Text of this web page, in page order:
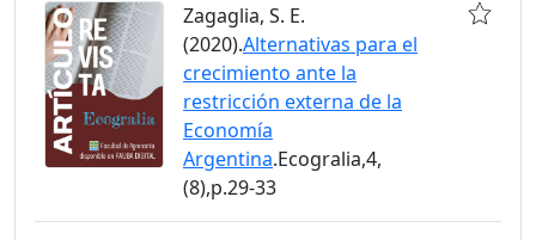
Zagaglia, S. E.
(2020).Alternativas para el
crecimiento ante la
restricción externa de la
Economía
Argentina.Ecogralia,4,
(8),p.29-33